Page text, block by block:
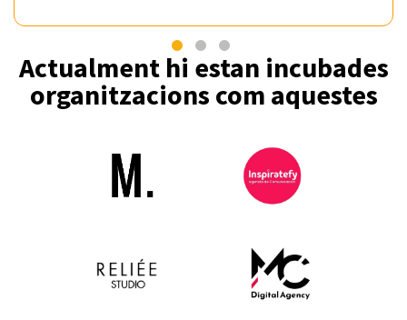
Actualment hi estan incubades
organitzacions com aquestes